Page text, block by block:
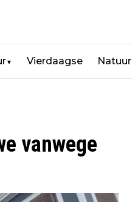
▼ Vierdaagse Natuur
vanwege